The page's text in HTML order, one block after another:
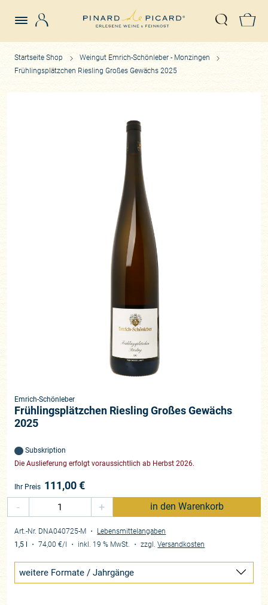
Suche
Startseite Shop
Weingut Emrich-Schönleber - Monzingen
Frühlingsplätzchen Riesling Großes Gewächs 2025
Emrich-Schönleber
Frühlingsplätzchen Riesling Großes Gewächs
2025
Subskription
Die Auslieferung erfolgt voraussichtlich ab Herbst 2026.
Ihr Preis 111,00€
-
+ in den Warenkorb
Art.-Nr. DNA040725-M ・ Lebensmittelangaben
1,5 l
・74,00 €/l ・ inkl. 19 % MwSt. ・zzgl.Versandkosten
weitere Formate / Jahrgänge